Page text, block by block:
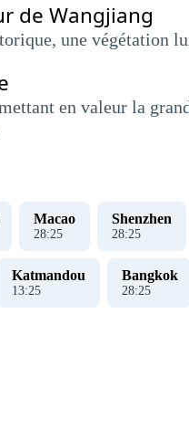
de Wangjiang
une végétation
en valeur la
Macao
28:26
Shenzhen
28:26
Katmandou
13:26
Bangkok
28:26